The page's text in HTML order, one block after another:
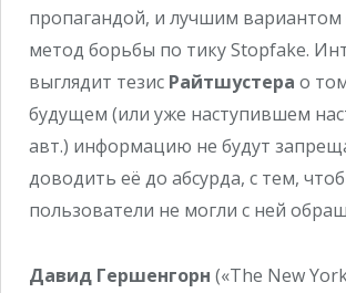
пропагандой, и лучшим
метод борьбы по тику Stopfake.
выглядит тезис Райтшустера о
будущем (или уже наступившем
авт.) информацию не будут
доводить её до абсурда, с тем,
пользователи не могли с ней
Давид Гершенгорн («The New